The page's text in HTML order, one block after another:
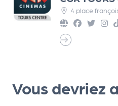
4 place
Vous devriez
r
p